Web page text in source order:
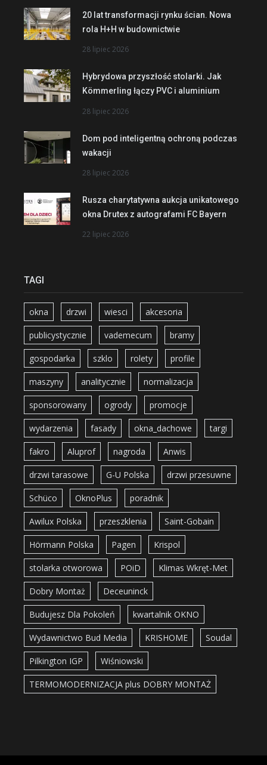
20 lat transformacji rynku ścian. Nowa
rola H+H w budownictwie
28 lipiec 2026
Hybrydowa przyszłość stolarki. Jak
Kömmerling łączy PVC i aluminium
28 lipiec 2026
Dom pod inteligentną ochroną podczas
wakacji
28 lipiec 2026
Rusza charytatywna aukcja unikatowego
okna Drutex z autografami FC Bayern
22 lipiec 2026
TAGI
okna drzwi wiesci akcesoria
publicystycznie vademecum bramy
gospodarka szklo rolety profile
maszyny analitycznie normalizacja
sponsorowany ogrody promocje
wydarzenia fasady okna_dachowe targi
fakro Aluprof nagroda Anwis
drzwi tarasowe G-U Polska drzwi przesuwne
Schüco OknoPlus poradnik
Awilux Polska przeszklenia Saint-Gobain
Hörmann Polska Pagen Krispol
stolarka otworowa POiD Klimas Wkręt-Met
Dobry Montaż Deceuninck
Budujesz Dla Pokoleń kwartalnik OKNO
Wydawnictwo Bud Media KRISHOME Soudal
Pilkington IGP Wiśniowski
TERMOMODERNIZACJA plus DOBRY MONTAŻ